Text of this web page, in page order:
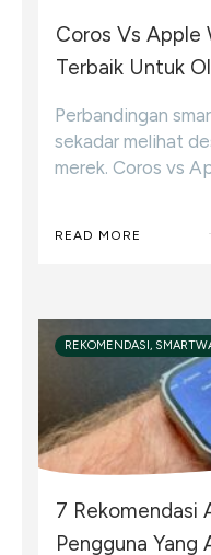
Coros Vs Apple
Terbaik Untuk
Perbandingan
sekadar melihat
merek. Coros vs
READ MORE
REKOMENDASI,
7 Rekomendasi
Pengguna Yang